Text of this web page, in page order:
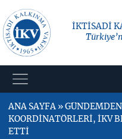
İKTİSADİ
ANA SAYFA »
KOORDİNATÖRLERİ, İKV
ETTİ